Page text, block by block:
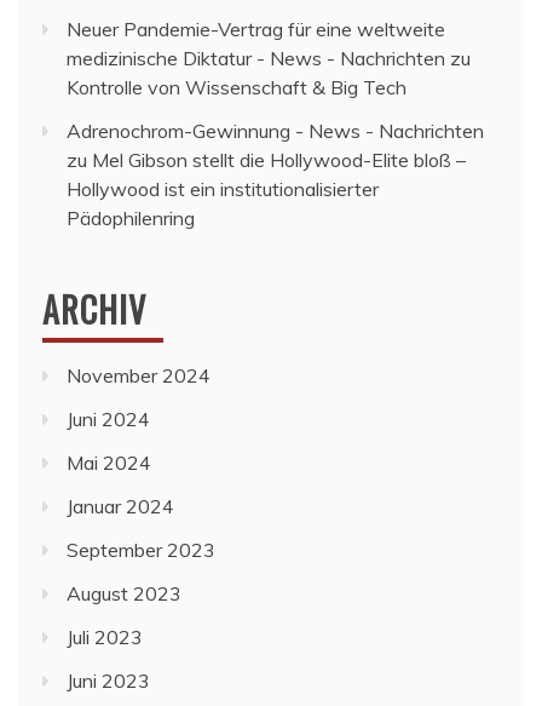
Neuer Pandemie-Vertrag für eine weltweite
medizinische Diktatur - News - Nachrichten zu
Kontrolle von Wissenschaft & Big Tech
Adrenochrom-Gewinnung - News - Nachrichten
zu Mel Gibson stellt die Hollywood-Elite bloß –
Hollywood ist ein institutionalisierter
Pädophilenring
ARCHIV
November 2024
Juni 2024
Mai 2024
Januar 2024
September 2023
August 2023
Juli 2023
Juni 2023